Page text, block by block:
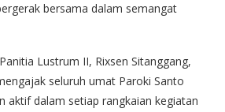
bersama dalam semangat
Lustrum II, Rixsen Sitanggang,
seluruh umat Paroki Santo
aktif dalam setiap rangkaian kegiatan